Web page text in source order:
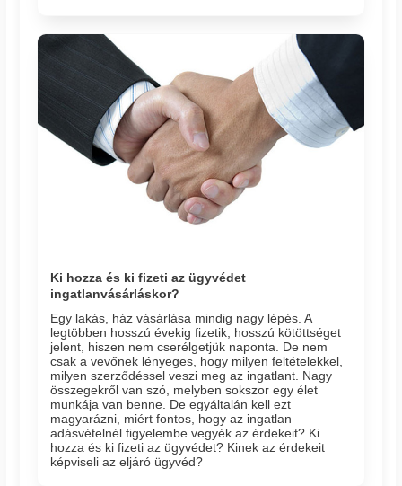
Ki hozza és ki fizeti az ügyvédet
ingatlanvásárláskor?
Egy lakás, ház vásárlása mindig nagy lépés. A
legtöbben hosszú évekig fizetik, hosszú kötöttséget
jelent, hiszen nem cserélgetjük naponta. De nem
csak a vevőnek lényeges, hogy milyen feltételekkel,
milyen szerződéssel veszi meg az ingatlant. Nagy
összegekről van szó, melyben sokszor egy élet
munkája van benne. De egyáltalán kell ezt
magyarázni, miért fontos, hogy az ingatlan
adásvételnél figyelembe vegyék az érdekeit? Ki
hozza és ki fizeti az ügyvédet? Kinek az érdekeit
képviseli az eljáró ügyvéd?